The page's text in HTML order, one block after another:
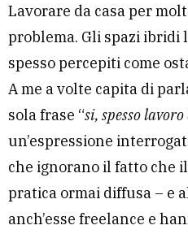
Lavorare da casa per
problema. Gli spazi ibridi
spesso percepiti come
A me a volte capita di
sola frase “si, spesso
un’espressione
che ignorano il fatto che
pratica ormai diffusa – e
anch’esse freelance e